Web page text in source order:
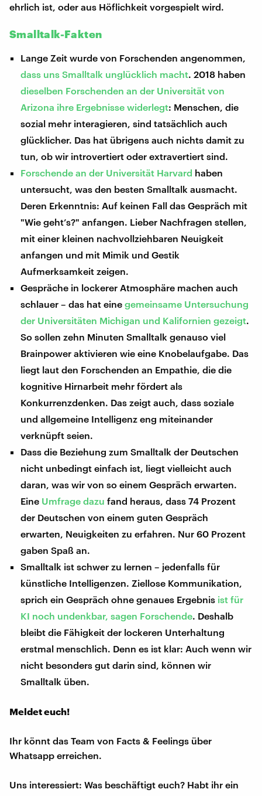
ehrlich ist, oder aus Höflichkeit vorgespielt wird.
Smalltalk-Fakten
Lange Zeit wurde von Forschenden angenommen,
dass uns Smalltalk unglücklich macht. 2018 haben
dieselben Forschenden an der Universität von
Arizona ihre Ergebnisse widerlegt: Menschen, die
sozial mehr interagieren, sind tatsächlich auch
glücklicher. Das hat übrigens auch nichts damit zu
tun, ob wir introvertiert oder extravertiert sind.
Forschende an der Universität Harvard haben
untersucht, was den besten Smalltalk ausmacht.
Deren Erkenntnis: Auf keinen Fall das Gespräch mit
"Wie geht’s?" anfangen. Lieber Nachfragen stellen,
mit einer kleinen nachvollziehbaren Neuigkeit
anfangen und mit Mimik und Gestik
Aufmerksamkeit zeigen.
Gespräche in lockerer Atmosphäre machen auch
schlauer – das hat einegemeinsame Untersuchung
der Universitäten Michigan und Kalifornien gezeigt.
So sollen zehn Minuten Smalltalk genauso viel
Brainpower aktivieren wie eine Knobelaufgabe. Das
liegt laut den Forschenden an Empathie, die die
kognitive Hirnarbeit mehr fördert als
Konkurrenzdenken. Das zeigt auch, dass soziale
und allgemeine Intelligenz eng miteinander
verknüpft seien.
Dass die Beziehung zum Smalltalk der Deutschen
nicht unbedingt einfach ist, liegt vielleicht auch
daran, was wir von so einem Gespräch erwarten.
Eine Umfrage dazu fand heraus, dass 74 Prozent
der Deutschen von einem guten Gespräch
erwarten, Neuigkeiten zu erfahren. Nur 60 Prozent
gaben Spaß an.
Smalltalk ist schwer zu lernen – jedenfalls für
künstliche Intelligenzen. Ziellose Kommunikation,
sprich ein Gespräch ohne genaues Ergebnis ist für
KI noch undenkbar, sagen Forschende. Deshalb
bleibt die Fähigkeit der lockeren Unterhaltung
erstmal menschlich. Denn es ist klar: Auch wenn wir
nicht besonders gut darin sind, können wir
Smalltalk üben.
Meldet euch!
Ihr könnt das Team von Facts & Feelings über
Whatsapp erreichen.
Uns interessiert: Was beschäftigt euch? Habt ihr ein